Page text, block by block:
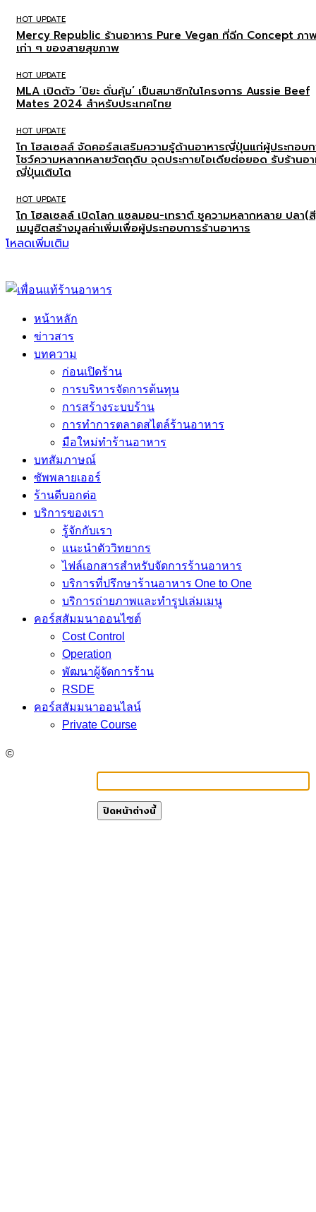
HOT UPDATE
Mercy Republic ร้านอาหาร Pure Vegan ที่ฉีก Concept ภา
เก่า ๆ ของสายสุขภาพ
HOT UPDATE
MLA เปิดตัว ‘ปิยะ ดั่นคุ้ม’ เป็นสมาชิกในโครงการ Aussie Beef
Mates 2024 สำหรับประเทศไทย
HOT UPDATE
โก โฮลเซลล์ จัดคอร์สเสริมความรู้ด้านอาหารญี่ปุ่นแก่ผู้ประกอบ
โชว์ความหลากหลายวัตถุดิบ จุดประกายไอเดียต่อยอด รับร้านอ
ญี่ปุ่นเติบโต
HOT UPDATE
โก โฮลเซลล์ เปิดโลก แซลมอน-เทราต์ ชูความหลากหลาย ปลา(
เมนูฮิตสร้างมูลค่าเพิ่มเพื่อผู้ประกอบการร้านอาหาร
โหลดเพิ่มเติม
หน้าหลัก
ข่าวสาร
บทความ
ก่อนเปิดร้าน
การบริหารจัดการต้นทุน
การสร้างระบบร้าน
การทำการตลาดสไตล์ร้านอาหาร
มือใหม่ทำร้านอาหาร
บทสัมภาษณ์
ซัพพลายเออร์
ร้านดีบอกต่อ
บริการของเรา
รู้จักกับเรา
แนะนำตัววิทยากร
ไฟล์เอกสารสำหรับจัดการร้านอาหาร
บริการที่ปรึกษาร้านอาหาร One to One
บริการถ่ายภาพและทำรูปเล่มเมนู
คอร์สสัมมนาออนไซต์
Cost Control
Operation
พัฒนาผู้จัดการร้าน
RSDE
คอร์สสัมมนาออนไลน์
Private Course
©
ปิดหน้าต่างนี้